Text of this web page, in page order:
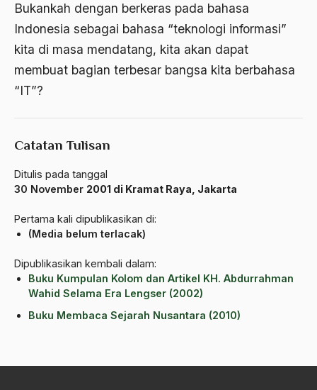
Bukankah dengan berkeras pada bahasa
Indonesia sebagai bahasa “teknologi informasi”
kita di masa mendatang, kita akan dapat
membuat bagian terbesar bangsa kita berbahasa
“IT”?
Catatan Tulisan
Ditulis pada tanggal
30 November 2001 di Kramat Raya, Jakarta
Pertama kali dipublikasikan di:
(Media belum terlacak)
Dipublikasikan kembali dalam:
Buku Kumpulan Kolom dan Artikel KH. Abdurrahman
Wahid Selama Era Lengser (2002)
Buku Membaca Sejarah Nusantara (2010)
Al-Ghazali
Al-Ikhwanu Al-Muslimun
Al-Ikhwanul Muslimin
al-Khalil Ibnu Ahmad al-Farahidi
Al-Maududi
Al-qua'an dan Hadist
al-quran
Ali Khomeini
Ali Shariati